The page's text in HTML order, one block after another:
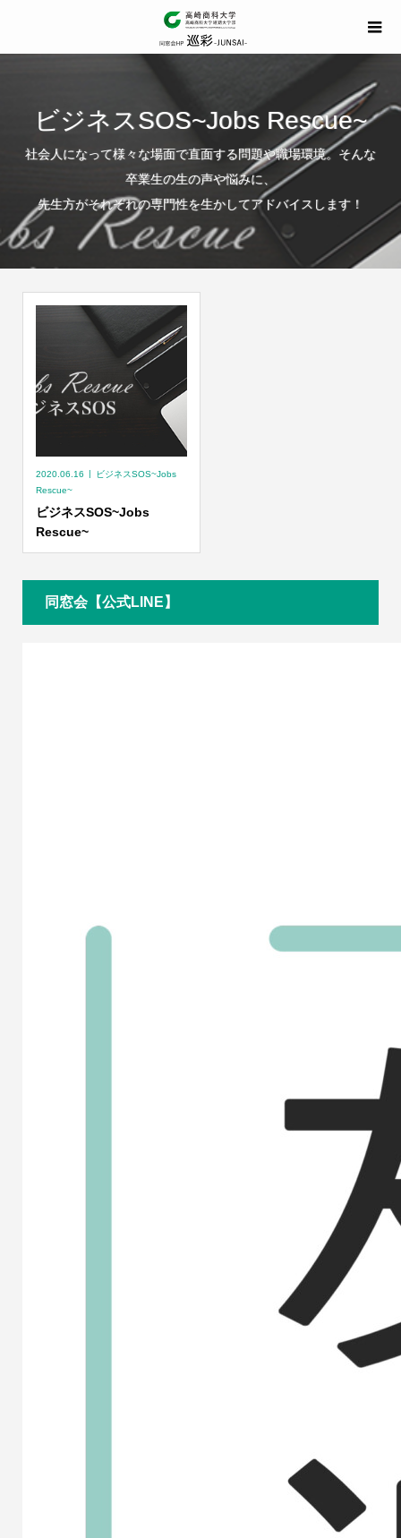
ビジネスSOS~Jobs Rescue~
社会人になって様々な場面で直面する問題や職場環境。そんな
卒業生の生の声や悩みに、
先生方がそれぞれの専門性を生かしてアドバイスします！
2020.06.16
ビジネスSOS~Jobs
Rescue~
ビジネスSOS~Jobs
Rescue~
同窓会【公式LINE】